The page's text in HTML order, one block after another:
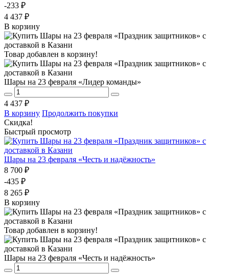
-233 ₽
4 437 ₽
В корзину
Товар добавлен в корзину!
Шары на 23 февраля «Лидер команды»
4 437 ₽
В корзину Продолжить покупки
Скидка!
Быстрый просмотр
Шары на 23 февраля «Честь и надёжность»
8 700 ₽
-435 ₽
8 265 ₽
В корзину
Товар добавлен в корзину!
Шары на 23 февраля «Честь и надёжность»